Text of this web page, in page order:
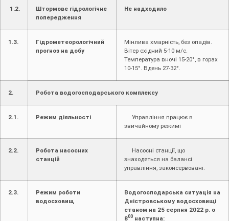
1.2.
Штормове гідрологічне
попередження
Не надходило
1.3.
Гідрометеорологічний
прогноз на добу
Мінлива хмарність, без опадів.
Вітер східний 5-10 м/с.
Температура вночі 15-20°, в горах
10-15°. Вдень 27-32°.
2. Робота водогосподарського комплексу
2.1. Режим діяльності
Управління працює в
звичайному режимі
2.2.
Робота насосних
станцій
Насосні станції, що
знаходяться на балансі
управління, законсервовані.
2.3.
Режим роботи
водосховищ
Водогосподарська ситуація на
Дністровському водосховищі
станом на 25 серпня 2022 р. о
800 наступна: